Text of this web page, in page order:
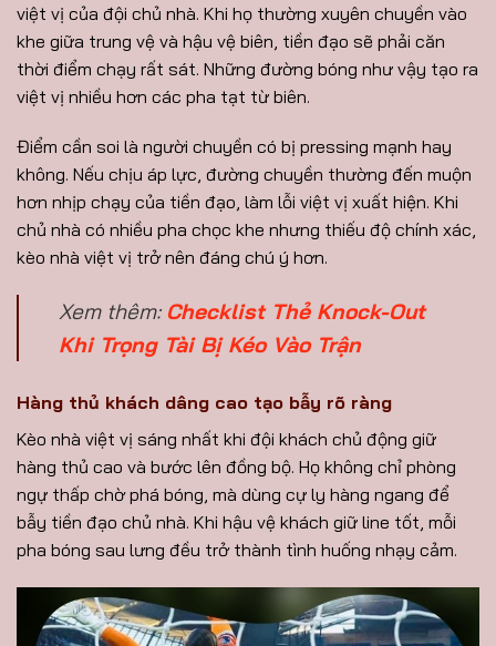
việt vị của đội chủ nhà. Khi họ thường xuyên chuyền vào
khe giữa trung vệ và hậu vệ biên, tiền đạo sẽ phải căn
thời điểm chạy rất sát. Những đường bóng như vậy tạo ra
việt vị nhiều hơn các pha tạt từ biên.
Điểm cần soi là người chuyền có bị pressing mạnh hay
không. Nếu chịu áp lực, đường chuyền thường đến muộn
hơn nhịp chạy của tiền đạo, làm lỗi việt vị xuất hiện. Khi
chủ nhà có nhiều pha chọc khe nhưng thiếu độ chính xác,
kèo nhà việt vị trở nên đáng chú ý hơn.
Xem thêm: Checklist Thẻ Knock-Out
Khi Trọng Tài Bị Kéo Vào Trận
Hàng thủ khách dâng cao tạo bẫy rõ ràng
Kèo nhà việt vị sáng nhất khi đội khách chủ động giữ
hàng thủ cao và bước lên đồng bộ. Họ không chỉ phòng
ngự thấp chờ phá bóng, mà dùng cự ly hàng ngang để
bẫy tiền đạo chủ nhà. Khi hậu vệ khách giữ line tốt, mỗi
pha bóng sau lưng đều trở thành tình huống nhạy cảm.